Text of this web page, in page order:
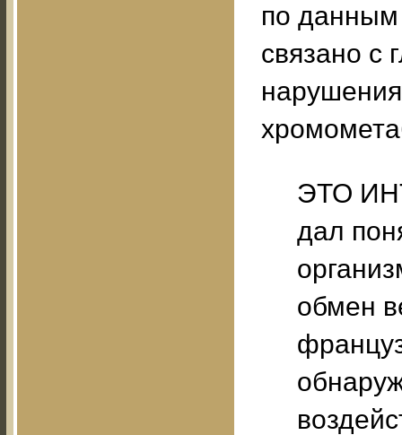
по данным
связано с
ЭТО
дал
обмен